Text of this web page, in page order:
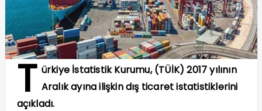
T ürkiye İstatistik Kurumu, (TÜİK) 2017 yılının
Aralık ayına ilişkin dış ticaret istatistiklerini
açıkladı.